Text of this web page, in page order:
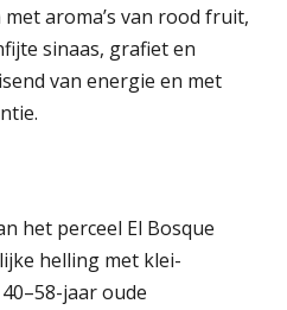
aroma’s van rood fruit,
sinaas, grafiet en
van energie en met
het perceel El Bosque
helling met klei-
jaar oude